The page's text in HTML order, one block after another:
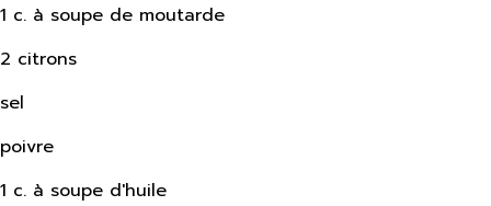
1 c. à soupe de moutarde
2 citrons
sel
poivre
1 c. à soupe d'huile